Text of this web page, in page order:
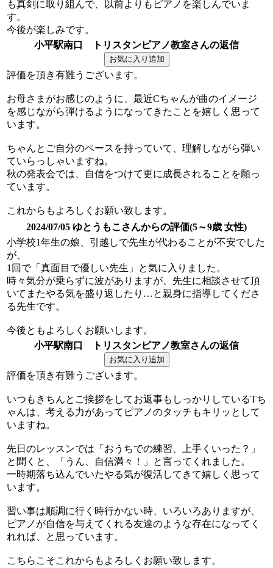
も真剣に取り組んで、以前よりもピアノを楽しんでいま
す。
今後が楽しみです。
小平駅南口 トリスタンピアノ教室さんの返信
評価を頂き有難うございます。
お母さまがお感じのように、最近Cちゃんが曲のイメージ
を感じながら弾けるようになってきたことを嬉しく思って
います。
ちゃんとご自分のペースを持っていて、理解しながら弾い
ていらっしゃいますね。
秋の発表会では、自信をつけて更に成長されることを願っ
ています。
これからもよろしくお願い致します。
2024/07/05 ゆとうもこさんからの評価(5～9歳 女性)
小学校1年生の娘、引越しで先生が代わることが不安でした
が、
1回で「真面目で優しい先生」と気に入りました。
時々気分が乗らずに波がありますが、先生に相談させて頂
いてまたやる気を盛り返したり…と親身に指導してくださ
る先生です。
今後ともよろしくお願いします。
小平駅南口 トリスタンピアノ教室さんの返信
評価を頂き有難うございます。
いつもきちんとご挨拶をしてお返事もしっかりしているTち
ゃんは、考える力があってピアノのタッチもキリッとして
いますね。
先日のレッスンでは「おうちでの練習、上手くいった？」
と聞くと、「うん、自信満々！」と言ってくれました。
一時期落ち込んでいたやる気が復活してきて嬉しく思って
います。
習い事は順調に行く時行かない時、いろいろありますが、
ピアノが自信を与えてくれる友達のような存在になってく
れれば、と思っています。
こちらこそこれからもよろしくお願い致します。